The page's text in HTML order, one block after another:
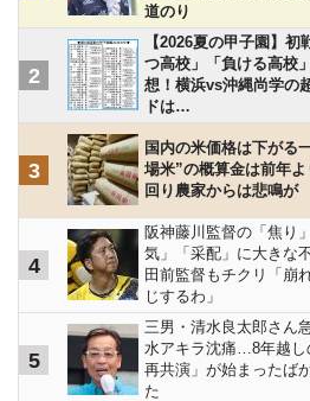
道のり
2
【2026夏の甲子園】初
つ高校」「負ける高校
想！横浜vs沖縄尚学の
ドは…
3
国内の米価格は下がる
場米”の概算金は前年
回り農家からは悲鳴が
4
阪神藤川監督の「焦り
気」「采配」に大きな
田前監督もチクリ「崩
じするわ」
5
三男・清水良太郎さん
水アキラ沈痛…8年越し
再共演」が始まったば
た